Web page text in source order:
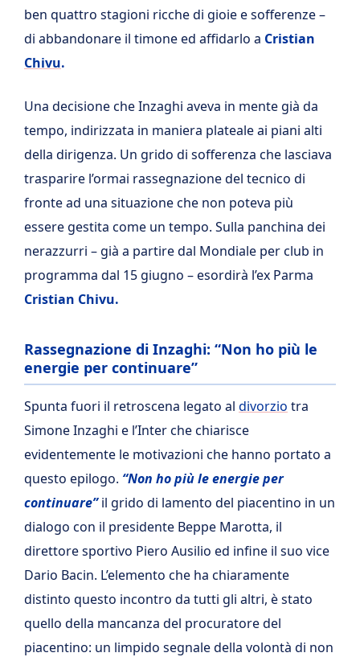
ben quattro stagioni ricche di gioie e sofferenze –
di abbandonare il timone ed affidarlo a Cristian
Chivu.
Una decisione che Inzaghi aveva in mente già da
tempo, indirizzata in maniera plateale ai piani alti
della dirigenza. Un grido di sofferenza che lasciava
trasparire l’ormai rassegnazione del tecnico di
fronte ad una situazione che non poteva più
essere gestita come un tempo. Sulla panchina dei
nerazzurri – già a partire dal Mondiale per club in
programma dal 15 giugno – esordirà l’ex Parma
Cristian Chivu.
Rassegnazione di Inzaghi: “Non ho più le
energie per continuare”
Spunta fuori il retroscena legato al divorzio tra
Simone Inzaghi e l’Inter che chiarisce
evidentemente le motivazioni che hanno portato a
questo epilogo. “Non ho più le energie per
continuare”il grido di lamento del piacentino in un
dialogo con il presidente Beppe Marotta, il
direttore sportivo Piero Ausilio ed infine il suo vice
Dario Bacin. L’elemento che ha chiaramente
distinto questo incontro da tutti gli altri, è stato
quello della mancanza del procuratore del
piacentino: un limpido segnale della volontà di non